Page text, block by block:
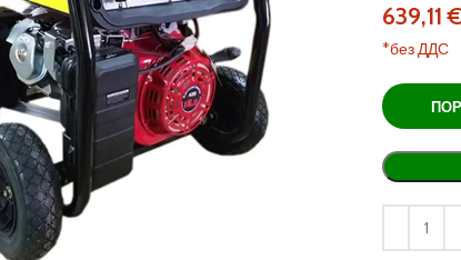
639,11€
*без ДДС
Alternative: